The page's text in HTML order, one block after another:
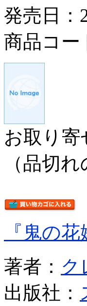
発売日：
商品コー
お取り寄
（品切
『鬼の
著者： ク
出版社：